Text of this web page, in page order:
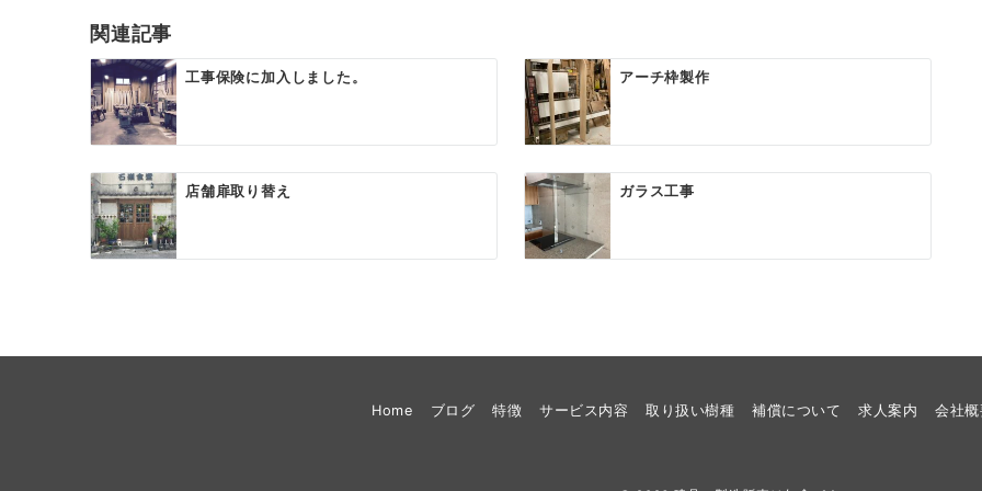
関連記事
工事保険に加入しました。 アーチ枠製作
店舗扉取り替え ガラス工事
Home ブログ 特徴 サービス内容 取り扱い樹種 補償について 求人案内 会社概